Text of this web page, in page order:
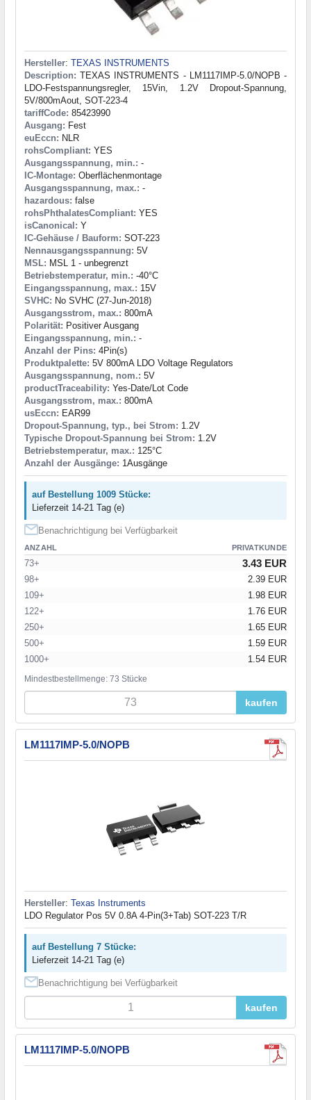
Hersteller: TEXAS INSTRUMENTS
Description: TEXAS INSTRUMENTS - LM1117IMP-5.0/NOPB -
LDO-Festspannungsregler, 15Vin, 1.2V Dropout-Spannung,
5V/800mAout, SOT-223-4
tariffCode: 85423990
Ausgang: Fest
euEccn: NLR
rohsCompliant: YES
Ausgangsspannung, min.: -
IC-Montage: Oberflächenmontage
Ausgangsspannung, max.: -
hazardous: false
rohsPhthalatesCompliant: YES
isCanonical: Y
IC-Gehäuse / Bauform: SOT-223
Nennausgangsspannung: 5V
MSL: MSL 1 - unbegrenzt
Betriebstemperatur, min.: -40°C
Eingangsspannung, max.: 15V
SVHC: No SVHC (27-Jun-2018)
Ausgangsstrom, max.: 800mA
Polarität: Positiver Ausgang
Eingangsspannung, min.: -
Anzahl der Pins: 4Pin(s)
Produktpalette: 5V 800mA LDO Voltage Regulators
Ausgangsspannung, nom.: 5V
productTraceability: Yes-Date/Lot Code
Ausgangsstrom, max.: 800mA
usEccn: EAR99
Dropout-Spannung, typ., bei Strom: 1.2V
Typische Dropout-Spannung bei Strom: 1.2V
Betriebstemperatur, max.: 125°C
Anzahl der Ausgänge: 1Ausgänge
auf Bestellung 1009 Stücke:
Lieferzeit 14-21 Tag (e)
Benachrichtigung bei Verfügbarkeit
ANZAHL PRIVATKUNDE
73+ 3.43 EUR
98+
2.39 EUR
109+
1.98 EUR
122+
1.76 EUR
250+
1.65 EUR
500+
1.59 EUR
1000+
1.54 EUR
Mindestbestellmenge: 73 Stücke
kaufen
LM1117IMP-5.0/NOPB
Hersteller: Texas Instruments
LDO Regulator Pos 5V 0.8A 4-Pin(3+Tab) SOT-223 T/R
auf Bestellung 7 Stücke:
Lieferzeit 14-21 Tag (e)
Benachrichtigung bei Verfügbarkeit
kaufen
LM1117IMP-5.0/NOPB